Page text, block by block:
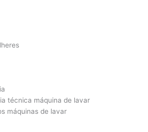
técnica máquina de lavar
máquinas de lavar